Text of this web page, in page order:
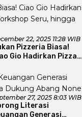
Event “Blissful
22, 2025 11:28 WIB
Pizzeria Biasa!
Gio Hadirkan Pizza
hingga Atraksi
Pizza
27, 2025 8:03 WIB
Literasi
Generasi